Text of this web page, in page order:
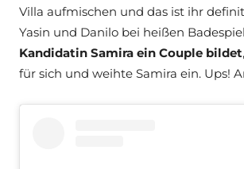
Villa aufmischen und das ist ihr
Yasin und Danilo bei heißen
Kandidatin Samira ein Couple bildet
für sich und weihte Samira ein. Ups!